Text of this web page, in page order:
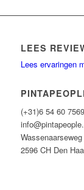
LEES
Lees ervaringen
(+31)6 54 60 7569
2596 CH Den